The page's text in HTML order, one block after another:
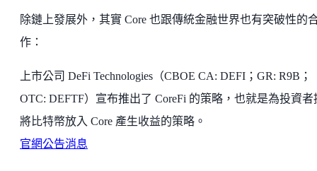
除鏈上發展外，其實 Core 也跟傳統金融世界也有突破性的
作：
上市公司 DeFi Technologies（CBOE CA: DEFI；GR: R9B；
OTC: DEFTF）宣布推出了 CoreFi 的策略，也就是為投資者
將比特幣放入 Core 產生收益的策略。
官網公告消息